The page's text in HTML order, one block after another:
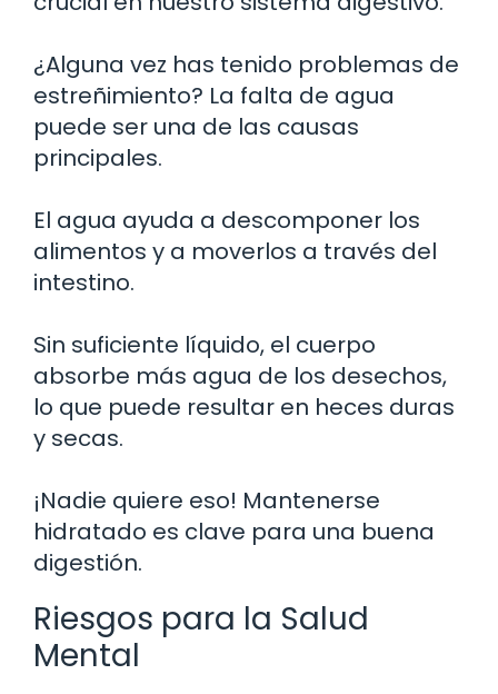
¿Alguna vez has tenido problemas de
estreñimiento? La falta de agua
puede ser una de las causas
principales.
El agua ayuda a descomponer los
alimentos y a moverlos a través del
intestino.
Sin suficiente líquido, el cuerpo
absorbe más agua de los desechos,
lo que puede resultar en heces duras
y secas.
¡Nadie quiere eso! Mantenerse
hidratado es clave para una buena
digestión.
Riesgos para la Salud
Mental